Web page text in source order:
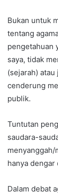
Bukan untuk
tentang
pengetahuan
saya, tidak
(sejarah)
cenderung
publik.
Tuntutan
saudara-
menyanggah/
hanya dengar
Dalam debat